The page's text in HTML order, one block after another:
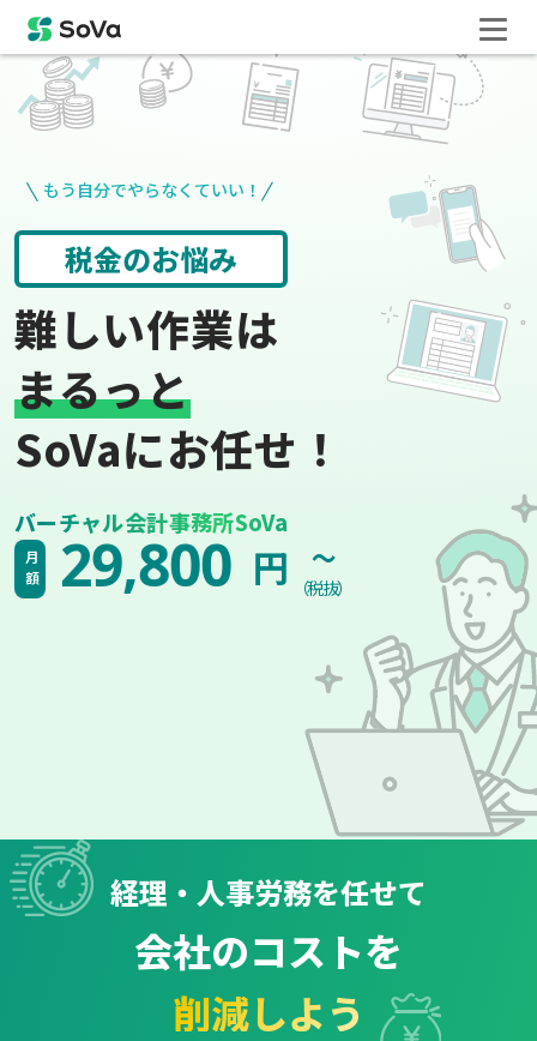
もう自分でやらなくていい！
請求書や領収書 役所手続き
難しい作業は
まるっと
SoVaにお任せ！
バーチャル会計事務所SoVa
月額 29,800 円 ~
（税抜）
経理・人事労務を任せて
会社のコストを
削減しよう